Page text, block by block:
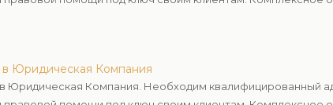
в Юридическая Компания
Юридическая Компания. Необходим квалифицированный